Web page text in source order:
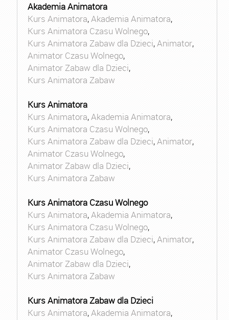
Akademia Animatora
Kurs Animatora,Akademia Animatora,
Kurs Animatora Czasu Wolnego,
Kurs Animatora Zabaw dla Dzieci,Animator,
Animator Czasu Wolnego,
Animator Zabaw dla Dzieci,
Kurs Animatora Zabaw
Kurs Animatora
Kurs Animatora,Akademia Animatora,
Kurs Animatora Czasu Wolnego,
Kurs Animatora Zabaw dla Dzieci,Animator,
Animator Czasu Wolnego,
Animator Zabaw dla Dzieci,
Kurs Animatora Zabaw
Kurs Animatora Czasu Wolnego
Kurs Animatora,Akademia Animatora,
Kurs Animatora Czasu Wolnego,
Kurs Animatora Zabaw dla Dzieci,Animator,
Animator Czasu Wolnego,
Animator Zabaw dla Dzieci,
Kurs Animatora Zabaw
Kurs Animatora Zabaw dla Dzieci
Kurs Animatora,Akademia Animatora,